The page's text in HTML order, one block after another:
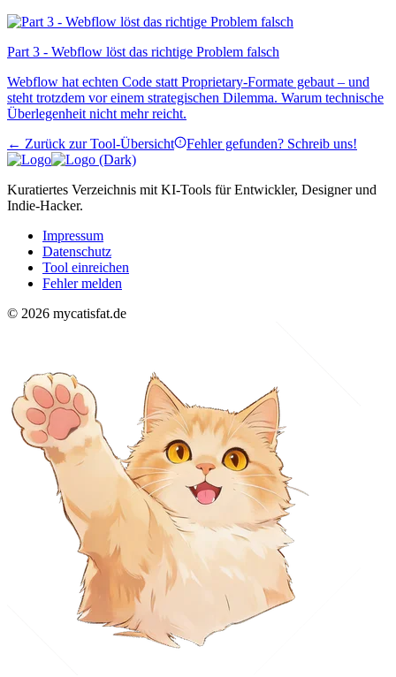
Part 3 - Webflow löst das richtige Problem falsch
Webflow hat echten Code statt Proprietary-Formate gebaut – und
steht trotzdem vor einem strategischen Dilemma. Warum technische
Überlegenheit nicht mehr reicht.
← Zurück zur Tool-Übersicht
Fehler gefunden? Schreib uns!
Kuratiertes Verzeichnis mit KI-Tools für Entwickler, Designer und
Indie-Hacker.
Impressum
Datenschutz
Tool einreichen
Fehler melden
© 2026 mycatisfat.de